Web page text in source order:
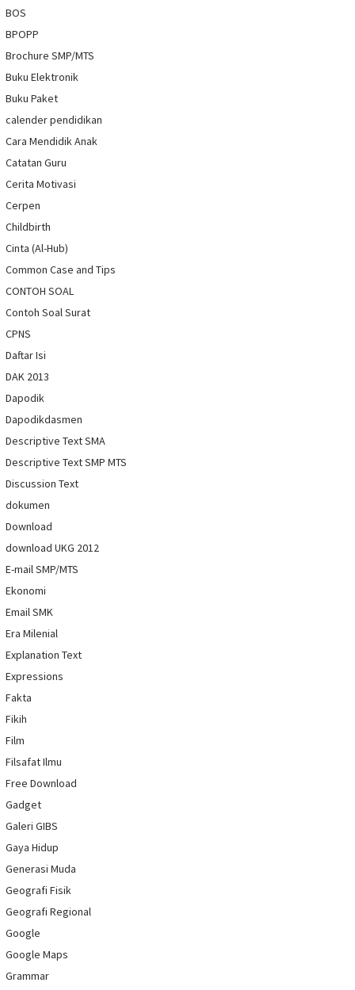
BOS
BPOPP
Brochure SMP/MTS
Buku Elektronik
Buku Paket
calender pendidikan
Cara Mendidik Anak
Catatan Guru
Cerita Motivasi
Cerpen
Childbirth
Cinta (Al-Hub)
Common Case and Tips
CONTOH SOAL
Contoh Soal Surat
CPNS
Daftar Isi
DAK 2013
Dapodik
Dapodikdasmen
Descriptive Text SMA
Descriptive Text SMP MTS
Discussion Text
dokumen
Download
download UKG 2012
E-mail SMP/MTS
Ekonomi
Email SMK
Era Milenial
Explanation Text
Expressions
Fakta
Fikih
Film
Filsafat Ilmu
Free Download
Gadget
Galeri GIBS
Gaya Hidup
Generasi Muda
Geografi Fisik
Geografi Regional
Google
Google Maps
Grammar